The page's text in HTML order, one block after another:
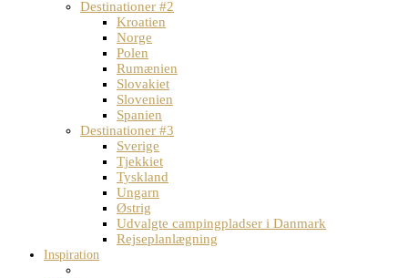
Destinationer #2
Kroatien
Norge
Polen
Rumænien
Slovakiet
Slovenien
Spanien
Destinationer #3
Sverige
Tjekkiet
Tyskland
Ungarn
Østrig
Udvalgte campingpladser i Danmark
Rejseplanlægning
Inspiration